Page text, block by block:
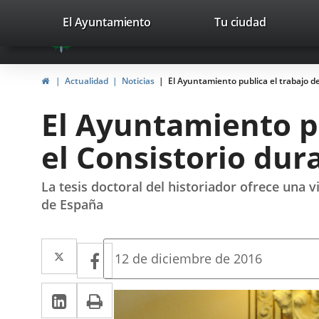
Portal
Web
del
Valladolid
avaTop
valladolid.es
El Ayuntamiento Tu ciudad
InicioActualidad Noticias El Ayuntamiento publica el trabajo
El Ayuntamiento
el Consistorio
La tesis doctoral del historiador ofrece una
de España
Twitter
Enlace
a
una
Facebook
Enlace
a
una
LinkedIn
EnlaceImprimir
Fecha
la
12 de diciembre de 2016